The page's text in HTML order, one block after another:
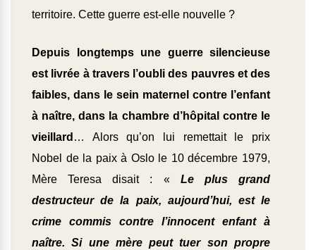
territoire. Cette guerre est-elle nouvelle ?
Depuis longtemps une guerre silencieuse
est livrée à travers l’oubli des pauvres et des
faibles, dans le sein maternel contre l’enfant
à naître, dans la chambre d’hôpital contre le
vieillard … Alors qu’on lui remettait le prix
Nobel de la paix à Oslo le 10 décembre 1979,
Mère Teresa disait : «
Le plus grand
destructeur de la paix, aujourd’hui, est le
crime commis contre l’innocent enfant à
naître. Si une mère peut tuer son propre